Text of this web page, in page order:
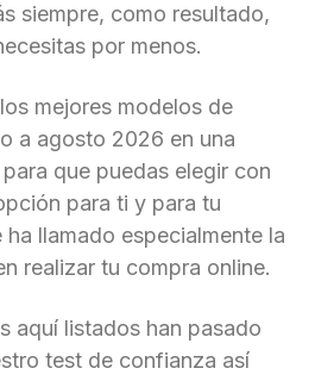
siempre, como resultado,
por menos.
mejores modelos de
a agosto 2026 en una
que puedas elegir con
para ti y para tu
llamado especialmente la
realizar tu compra online.
aquí listados han pasado
test de confianza así